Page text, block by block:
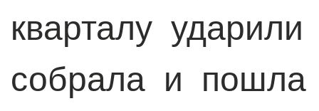
кварталу
собрала и